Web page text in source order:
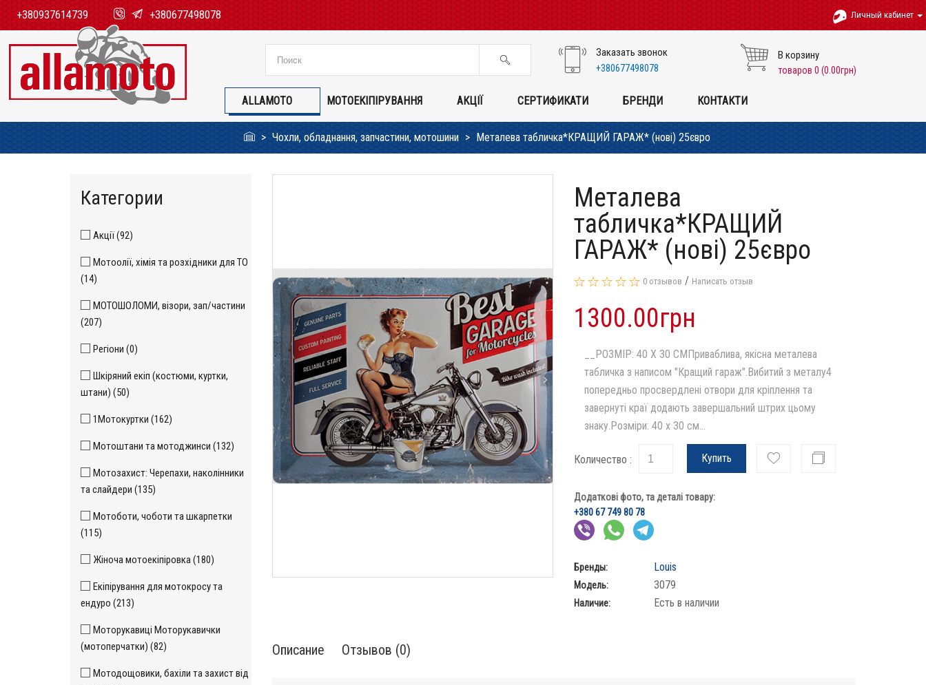
+380937614739 +380677498078 Личный кабинет
Заказать звонок
+380677498078
В корзину
товаров 0 (0.00грн)
ALLAMOTO МОТОЕКІПІРУВАННЯ АКЦІЇ СЕРТИФИКАТИ БРЕНДИ КОНТАКТИ
Чохли, обладнання, запчастини, мотошини Металева табличка*КРАЩИЙ ГАРАЖ* (нові) 25євро
Категории
Акції (92)
Мотоолії, хімія та розхідники для ТО
(14)
МОТОШОЛОМИ, візори, зап/частини
(207)
Регіони (0)
Шкіряний екіп (костюми, куртки,
штани) (50)
1Мотокуртки (162)
Мотоштани та мотоджинси (132)
Мотозахист: Черепахи, наколінники
та слайдери (135)
Мотоботи, чоботи та шкарпетки
(115)
Жіноча мотоекіпіровка (180)
Екіпірування для мотокросу та
ендуро (213)
Моторукавиці Моторукавички
(мотоперчатки) (82)
Мотодощовики, бахіли та захист від
Металева
табличка*КРАЩИЙ
ГАРАЖ* (нові) 25євро
0 отзывов / Написать отзыв
1300.00грн
__РОЗМІР: 40 Х 30 СМПриваблива, якісна металева
табличка з написом "Кращий гараж".Вибитий з металу4
попередньо просвердлені отвори для кріплення та
завернуті краї додають завершальний штрих цьому
знаку.Розміри: 40 х 30 см...
Количество : Купить
Додаткові фото, та деталі товару:
+380 67 749 80 78
Бренды: Louis
Модель: 3079
Наличие: Есть в наличии
Описание Отзывов (0)